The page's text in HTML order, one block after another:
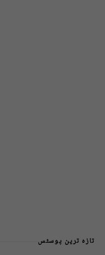
تازہ ترین پوسٹس